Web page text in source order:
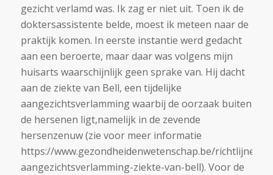
gezicht verlamd was. Ik zag er niet uit. Toen ik de
doktersassistente belde, moest ik meteen naar de
praktijk komen. In eerste instantie werd gedacht
aan een beroerte, maar daar was volgens mijn
huisarts waarschijnlijk geen sprake van. Hij dacht
aan de ziekte van Bell, een tijdelijke
aangezichtsverlamming waarbij de oorzaak buiten
de hersenen ligt,namelijk in de zevende
hersenzenuw (zie voor meer informatie
https://www.gezondheidenwetenschap.be/richtlijnen/
aangezichtsverlamming-ziekte-van-bell). Voor de